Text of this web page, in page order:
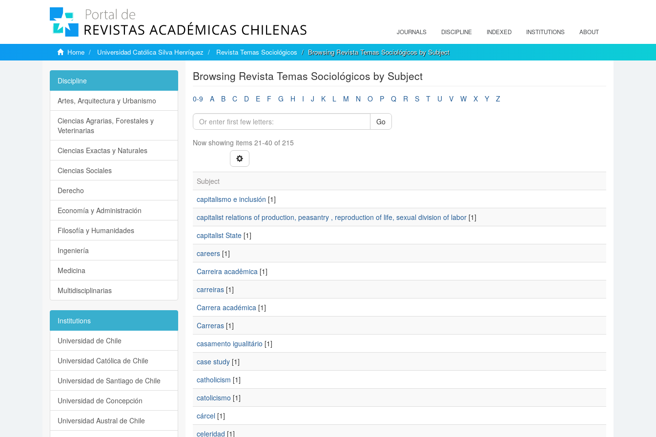
JOURNALS DISCIPLINE INDEXED INSTITUTIONS ABOUT
Home Universidad Católica Silva Henríquez Revista Temas Sociológicos Browsing Revista Temas Sociológicos by Subject
Browsing Revista Temas Sociológicos by Subject
0-9 A B C D E F G H I J K L M N O P Q R S T U V W X Y Z
Go
Now showing items 21-40 of 215
Subject
capitalismo e inclusión [1]
capitalist relations of production, peasantry , reproduction of life, sexual division of labor[1]
capitalist State[1]
careers[1]
Carreira acadêmica[1]
carreiras[1]
Carrera académica[1]
Carreras[1]
casamento igualitário [1]
case study[1]
catholicism [1]
catolicismo [1]
cárcel[1]
celeridad [1]
Discipline
Artes, Arquitectura y Urbanismo
Ciencias Agrarias, Forestales y
Veterinarias
Ciencias Exactas y Naturales
Ciencias Sociales
Derecho
Economía y Administración
Filosofía y Humanidades
Ingeniería
Medicina
Multidisciplinarias
Institutions
Universidad de Chile
Universidad Católica de Chile
Universidad de Santiago de Chile
Universidad de Concepción
Universidad Austral de Chile